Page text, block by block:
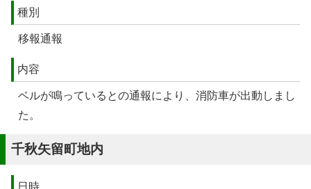
種別
移報通報
内容
ベルが鳴っているとの通報により、消防車が出動しまし
た。
千秋矢留町地内
日時